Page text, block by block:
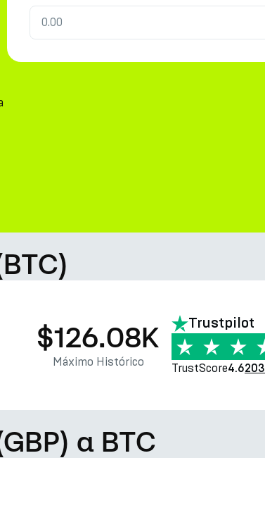
$126.08K
Máximo Histórico
Trustpilot
TrustScore4.6203
a BTC